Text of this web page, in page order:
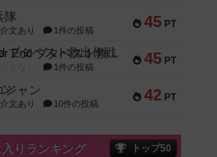
45 PT
隊
文あり 1件の投稿
45 PT
Bitter End ブタペスト救出作戦
1件の投稿
42 PT
ジャン
文あり 10件の投稿
りランキング トップ50